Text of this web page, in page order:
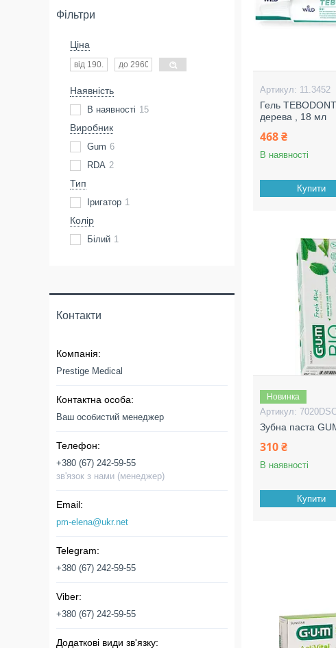
11.3452
Гель
дерева , 18 мл
468 ₴
В наявності
Купити
Новинка
Зубна паста
310 ₴
В наявності
Купити
Фільтри
Ціна
Наявність
В наявності 15
Виробник
Gum 6
RDA 2
Тип
Іригатор 1
Колір
Білий 1
Контакти
Prestige Medical
Ваш особистий менеджер
+380 (67) 242-59-55
зв'язок з нами (менеджер)
pm-elena@ukr.net
+380 (67) 242-59-55
+380 (67) 242-59-55